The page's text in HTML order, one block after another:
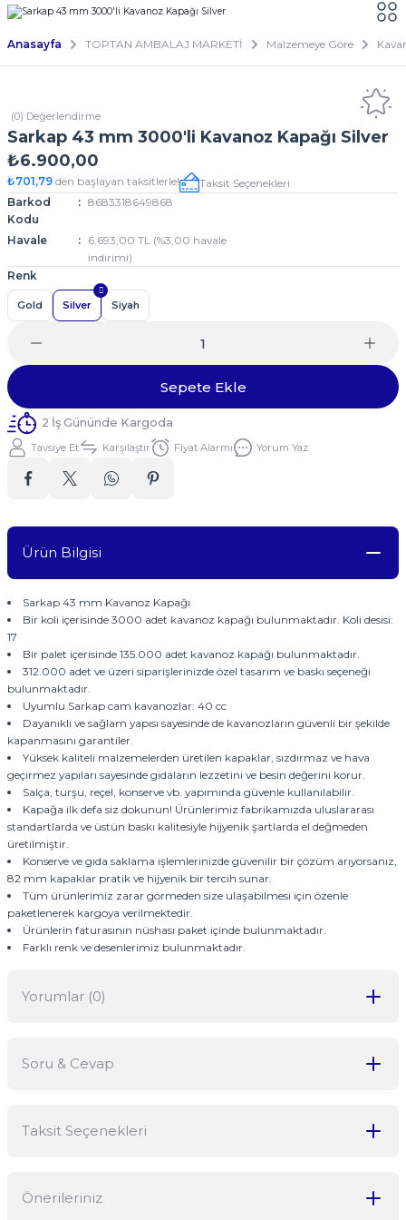
Anasayfa TOPTAN AMBALAJ MARKETİ Malzemeye Göre
(0) Değerlendirme
Sarkap 43 mm 3000'li Kavanoz Kapağı Silver
₺6.900,00
₺701,79 den başlayan taksitlerle!
Taksit Seçenekleri
Barkod
Kodu
8683318649868
Havale
6.693,00 TL (%3,00 havale
indirimi)
Renk
Gold Silver Siyah
Sepete Ekle
2 İş Gününde Kargoda
Tavsiye Et Karşılaştır Fiyat Alarmı Yorum Yaz
Ürün Bilgisi
Sarkap 43 mm Kavanoz Kapağı
Bir koli içerisinde 3000 adet kavanoz kapağı bulunmaktadır. Koli desisi:
17
Bir palet içerisinde 135.000 adet kavanoz kapağı bulunmaktadır.
312.000 adet ve üzeri siparişlerinizde özel tasarım ve baskı seçeneği
bulunmaktadır.
Uyumlu Sarkap cam kavanozlar: 40 cc
Dayanıklı ve sağlam yapısı sayesinde de kavanozların güvenli bir şekilde
kapanmasını garantiler.
Yüksek kaliteli malzemelerden üretilen kapaklar, sızdırmaz ve hava
geçirmez yapıları sayesinde gıdaların lezzetini ve besin değerini korur.
Salça, turşu, reçel, konserve vb. yapımında güvenle kullanılabilir.
Kapağa ilk defa siz dokunun! Ürünlerimiz fabrikamızda uluslararası
standartlarda ve üstün baskı kalitesiyle hijyenik şartlarda el değmeden
üretilmiştir.
Konserve ve gıda saklama işlemlerinizde güvenilir bir çözüm arıyorsanız,
82 mm kapaklar pratik ve hijyenik bir tercih sunar.
Tüm ürünlerimiz zarar görmeden size ulaşabilmesi için özenle
paketlenerek kargoya verilmektedir.
Ürünlerin faturasının nüshası paket içinde bulunmaktadır.
Farklı renk ve desenlerimiz bulunmaktadır.
Yorumlar (0)
Soru & Cevap
Taksit Seçenekleri
Önerileriniz